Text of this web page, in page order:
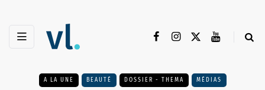
A LA UNE BEAUTÉ DOSSIER - THEMA MÉDIAS